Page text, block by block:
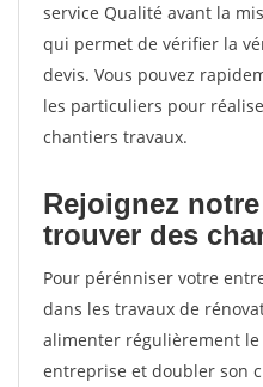
service Qualité avant la
qui permet de vérifier la
devis. Vous pouvez
les particuliers pour
chantiers travaux.
Rejoignez
trouver des
Pour pérénniser votre
dans les travaux de
alimenter régulièrement
entreprise et doubler son